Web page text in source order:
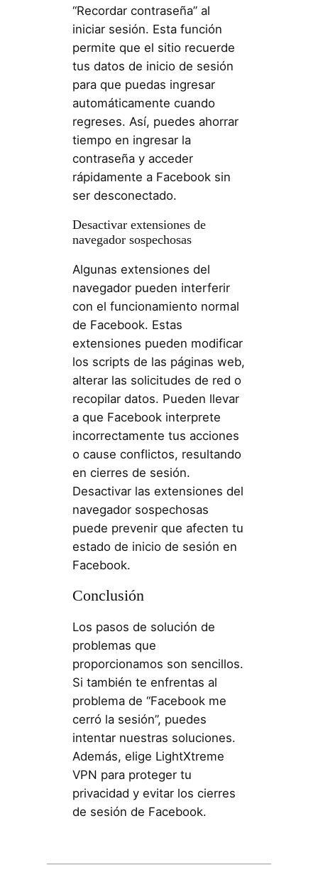
“Recordar contraseña” al
iniciar sesión. Esta función
permite que el sitio recuerde
tus datos de inicio de sesión
para que puedas ingresar
automáticamente cuando
regreses. Así, puedes ahorrar
tiempo en ingresar la
contraseña y acceder
rápidamente a Facebook sin
ser desconectado.
Desactivar extensiones de
navegador sospechosas
Algunas extensiones del
navegador pueden interferir
con el funcionamiento normal
de Facebook. Estas
extensiones pueden modificar
los scripts de las páginas web,
alterar las solicitudes de red o
recopilar datos. Pueden llevar
a que Facebook interprete
incorrectamente tus acciones
o cause conflictos, resultando
en cierres de sesión.
Desactivar las extensiones del
navegador sospechosas
puede prevenir que afecten tu
estado de inicio de sesión en
Facebook.
Conclusión
Los pasos de solución de
problemas que
proporcionamos son sencillos.
Si también te enfrentas al
problema de “Facebook me
cerró la sesión”, puedes
intentar nuestras soluciones.
Además, elige LightXtreme
VPN para proteger tu
privacidad y evitar los cierres
de sesión de Facebook.